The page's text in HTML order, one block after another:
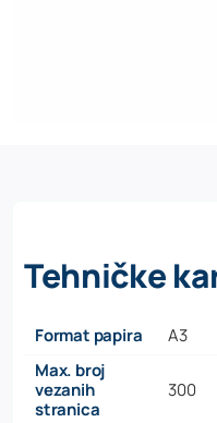
Tehničke
Format papira
A3
Max. broj
vezanih
stranica
300